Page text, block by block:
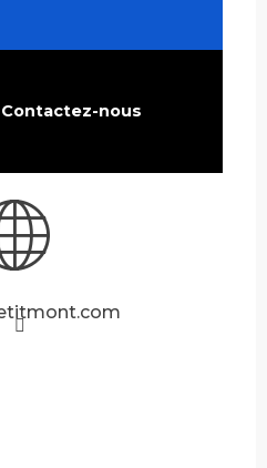
Contactez-nous